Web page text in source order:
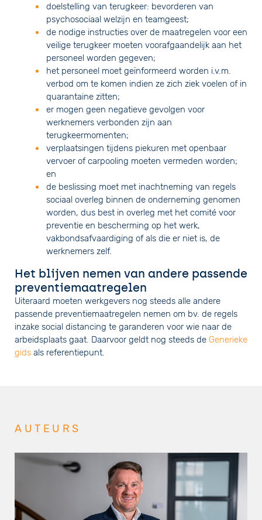
doelstelling van terugkeer: bevorderen van
psychosociaal welzijn en teamgeest;
de nodige instructies over de maatregelen voor een
veilige terugkeer moeten voorafgaandelijk aan het
personeel worden gegeven;
het personeel moet geïnformeerd worden i.v.m.
verbod om te komen indien ze zich ziek voelen of in
quarantaine zitten;
er mogen geen negatieve gevolgen voor
werknemers verbonden zijn aan
terugkeermomenten;
verplaatsingen tijdens piekuren met openbaar
vervoer of carpooling moeten vermeden worden;
en
de beslissing moet met inachtneming van regels
sociaal overleg binnen de onderneming genomen
worden, dus best in overleg met het comité voor
preventie en bescherming op het werk,
vakbondsafvaardiging of als die er niet is, de
werknemers zelf.
Het blijven nemen van andere passende
preventiemaatregelen
Uiteraard moeten werkgevers nog steeds alle andere
passende preventiemaatregelen nemen om bv. de regels
inzake social distancing te garanderen voor wie naar de
arbeidsplaats gaat. Daarvoor geldt nog steeds de Generieke
gids als referentiepunt.
AUTEURS